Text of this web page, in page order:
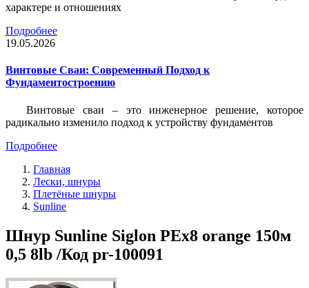
характере и отношениях
Подробнее
19.05.2026
Винтовые Сваи: Современный Подход к
Фундаментостроению
Винтовые сваи – это инженерное решение, которое
радикально изменило подход к устройству фундаментов
Подробнее
Главная
Лески, шнуры
Плетёные шнуры
Sunline
Шнур Sunline Siglon PEх8 orange 150м
0,5 8lb /Код pr-100091